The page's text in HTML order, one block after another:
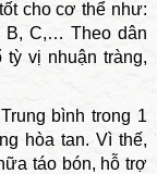
cho cơ thể như:
B, C,… Theo dân
vị nhuận tràng,
bình trong 1
hòa tan. Vì thế,
táo bón, hỗ trợ